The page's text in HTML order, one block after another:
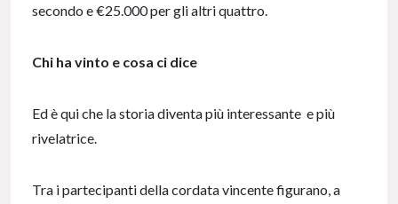
secondo e €25.000 per gli altri quattro.
Chi ha vinto e cosa ci dice
Ed è qui che la storia diventa più interessante e più
rivelatrice.
Tra i partecipanti della cordata vincente figurano, a